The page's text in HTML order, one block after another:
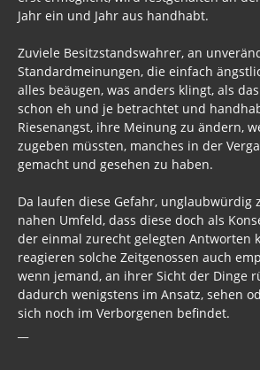
Jahr ein und Jahr aus handhabt.
Zuviele Besitzstandswahrer, an
Standardmeinungen, die einfach
alles beäugen, was anders klingt, als
schon eh und je betrachtet und
Riesenangst, ihre Meinung zu ändern,
zugeben müssten, manches in der
gemacht und gesehen zu haben.
Da laufen diese Gefahr, unglaubwürdig
nahen Umfeld, dass diese doch als
der einmal zurecht gelegten Antworten
reagieren solche Zeitgenossen auch
wenn jemand, an ihrer Sicht der Dinge
dadurch wenigstens im Ansatz, sehen
sich noch im Verborgenen befindet.